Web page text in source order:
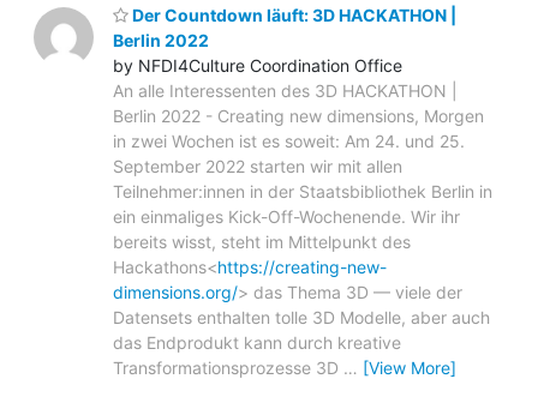
Der Countdown läuft: 3D HACKATHON |
Berlin 2022
by NFDI4Culture Coordination Office
An alle Interessenten des 3D HACKATHON |
Berlin 2022 - Creating new dimensions, Morgen
in zwei Wochen ist es soweit: Am 24. und 25.
September 2022 starten wir mit allen
Teilnehmer:innen in der Staatsbibliothek Berlin in
ein einmaliges Kick-Off-Wochenende. Wir ihr
bereits wisst, steht im Mittelpunkt des
Hackathons<https://creating-new-
dimensions.org/> das Thema 3D — viele der
Datensets enthalten tolle 3D Modelle, aber auch
das Endprodukt kann durch kreative
Transformationsprozesse 3D … [View More]